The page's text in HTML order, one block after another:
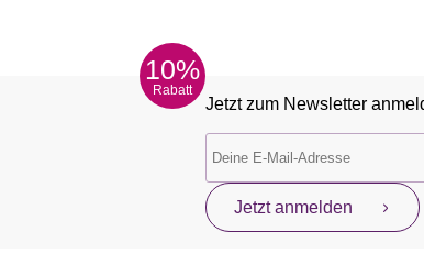
10%
Rabatt
Jetzt zum Newsletter
Jetzt anmelden